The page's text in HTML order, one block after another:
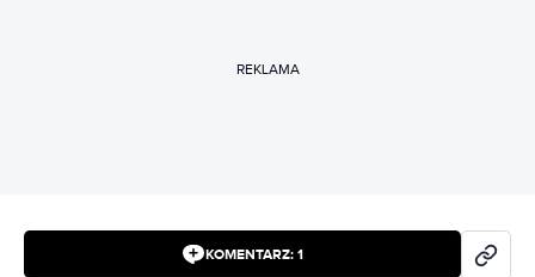
REKLAMA
KOMENTARZ: 1